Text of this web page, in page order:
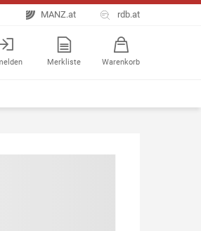
MANZ.at rdb.at
Merkliste Warenkorb